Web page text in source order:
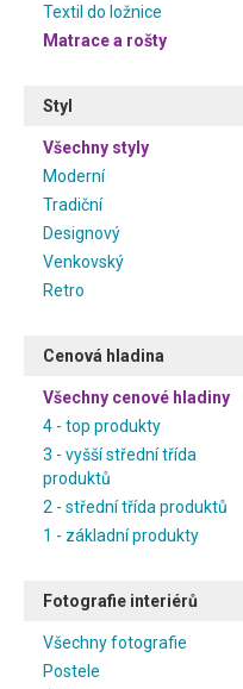
Textil do ložnice
Matrace a rošty
Styl
Všechny styly
Moderní
Tradiční
Designový
Venkovský
Retro
Cenová hladina
Všechny cenové hladiny
4 - top produkty
3 - vyšší střední třída
produktů
2 - střední třída produktů
1 - základní produkty
Fotografie interiérů
Všechny fotografie
Postele